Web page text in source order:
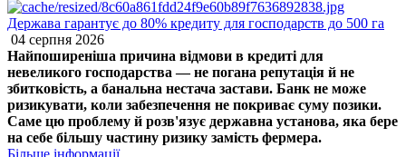
Держава гарантує до 80% кредиту для господарств до 500 га
04 серпня 2026
Найпоширеніша причина відмови в кредиті для
невеликого господарства — не погана репутація й не
збитковість, а банальна нестача застави. Банк не може
ризикувати, коли забезпечення не покриває суму позики.
Саме цю проблему й розв'язує державна установа, яка бере
на себе більшу частину ризику замість фермера.